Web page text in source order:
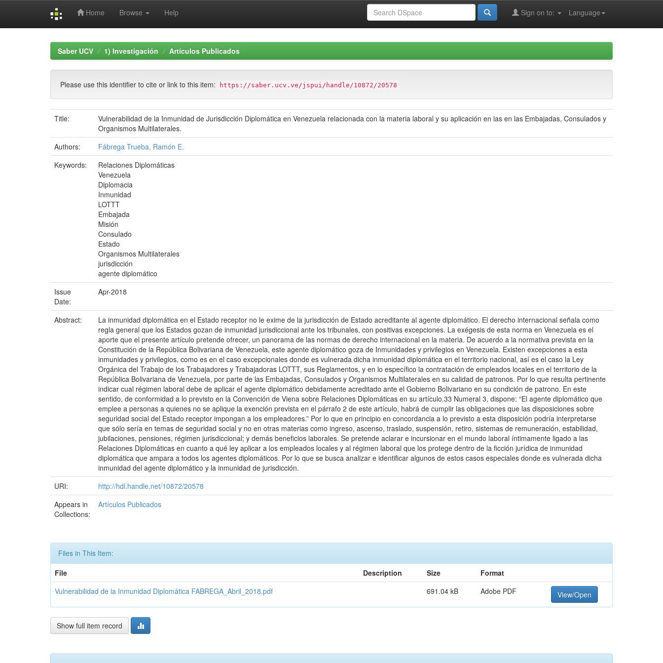
Home Browse Help Language
Sign on to:
Saber UCV 1) Investigación Artículos Publicados
Please use this identifier to cite or link to this item: https://saber.ucv.ve/jspui/handle/10872/20578
Title:
Vulnerabilidad de la Inmunidad de Jurisdicción Diplomática en Venezuela relacionada con la materia laboral y su aplicación en las en las Embajadas, Consulados y
Organismos Multilaterales.
Authors:
Fábrega Trueba, Ramón E.
Keywords:
Relaciones Diplomáticas
Venezuela
Diplomacia
Inmunidad
LOTTT
Embajada
Misión
Consulado
Estado
Organismos Multilaterales
jurisdicción
agente diplomático
Issue
Date:
Apr-2018
Abstract:
La inmunidad diplomática en el Estado receptor no le exime de la jurisdicción de Estado acreditante al agente diplomático. El derecho internacional señala como
regla general que los Estados gozan de inmunidad jurisdiccional ante los tribunales, con positivas excepciones. La exégesis de esta norma en Venezuela es el
aporte que el presente artículo pretende ofrecer, un panorama de las normas de derecho internacional en la materia. De acuerdo a la normativa prevista en la
Constitución de la República Bolivariana de Venezuela, este agente diplomático goza de Inmunidades y privilegios en Venezuela. Existen excepciones a esta
inmunidades y privilegios, como es en el caso excepcionales donde es vulnerada dicha inmunidad diplomática en el territorio nacional, así es el caso la Ley
Orgánica del Trabajo de los Trabajadores y Trabajadoras LOTTT, sus Reglamentos, y en lo específico la contratación de empleados locales en el territorio de la
República Bolivariana de Venezuela, por parte de las Embajadas, Consulados y Organismos Multilaterales en su calidad de patronos. Por lo que resulta pertinente
indicar cual régimen laboral debe de aplicar el agente diplomático debidamente acreditado ante el Gobierno Bolivariano en su condición de patrono. En este
sentido, de conformidad a lo previsto en la Convención de Viena sobre Relaciones Diplomáticas en su artículo.33 Numeral 3, dispone: “El agente diplomático que
emplee a personas a quienes no se aplique la exención prevista en el párrafo 2 de este artículo, habrá de cumplir las obligaciones que las disposiciones sobre
seguridad social del Estado receptor impongan a los empleadores.” Por lo que en principio en concordancia a lo previsto a esta disposición podría interpretarse
que sólo sería en temas de seguridad social y no en otras materias como ingreso, ascenso, traslado, suspensión, retiro, sistemas de remuneración, estabilidad,
jubilaciones, pensiones, régimen jurisdiccional; y demás beneficios laborales. Se pretende aclarar e incursionar en el mundo laboral íntimamente ligado a las
Relaciones Diplomáticas en cuanto a qué ley aplicar a los empleados locales y al régimen laboral que los protege dentro de la ficción jurídica de inmunidad
diplomática que ampara a todos los agentes diplomáticos. Por lo que se busca analizar e identificar algunos de estos casos especiales donde es vulnerada dicha
inmunidad del agente diplomático y la inmunidad de jurisdicción.
URI:
http://hdl.handle.net/10872/20578
Appears in
Collections:
Artículos Publicados
Files in This Item:
File
Description Size
Format
Vulnerabilidad de la Inmunidad Diplomática FABREGA_Abril_2018.pdf
691.04 kB Adobe PDF View/Open
Show full item record